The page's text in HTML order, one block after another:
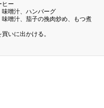
ヒー
噌汁、ハンバーグ
味噌汁、茄子の挽肉炒め、もつ煮
いに出かける。